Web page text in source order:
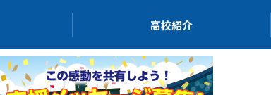
高校紹介